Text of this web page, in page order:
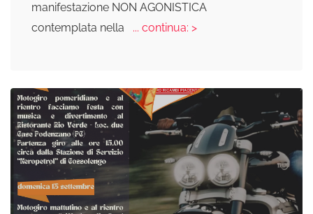
manifestazione NON AGONISTICA
contemplata nella
... continua: >